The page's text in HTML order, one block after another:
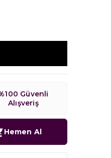
Güvenli
Alışveriş
Hemen Al